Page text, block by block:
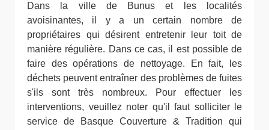
Dans la ville de Bunus et les localités
avoisinantes, il y a un certain nombre de
propriétaires qui désirent entretenir leur toit de
manière régulière. Dans ce cas, il est possible de
faire des opérations de nettoyage. En fait, les
déchets peuvent entraîner des problèmes de fuites
s'ils sont très nombreux. Pour effectuer les
interventions, veuillez noter qu'il faut solliciter le
service de Basque Couverture & Tradition qui